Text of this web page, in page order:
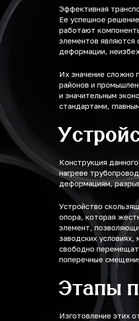
Эффективная
Ее успешное
работают
элементов являются
деформации,
Их значение сложно
районов и
и значительным
стандартами,
Конструкция
нагреве
деформациям,
Устройство
опора, которая
элемент,
заводских
свободно
поперечные
Этапы
Изготовление этих